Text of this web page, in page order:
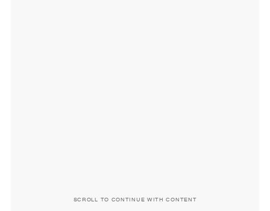
SCROLL TO CONTINUE WITH CONTENT